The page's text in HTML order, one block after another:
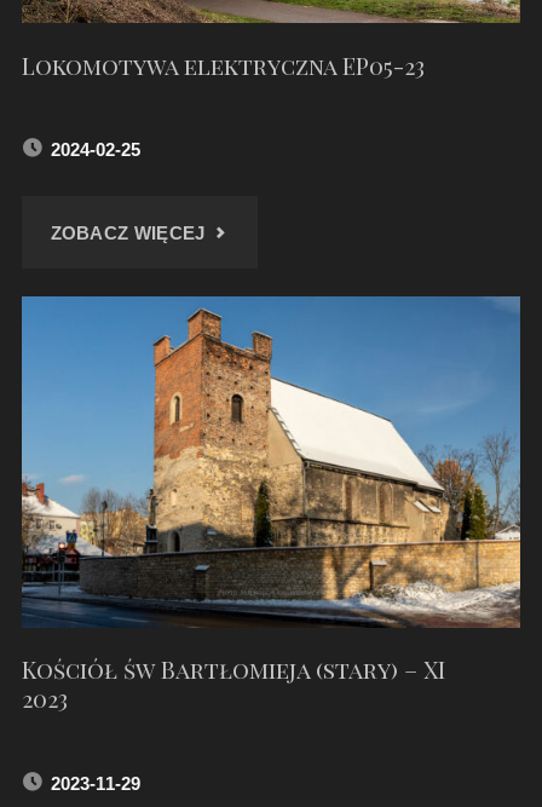
Lokomotywa elektryczna EP05-23
2024-02-25
ZOBACZ WIĘCEJ"LOKOMOTYWA
EP05-
23"
Kościół św Bartłomieja (stary) – XI
2023
2023-11-29